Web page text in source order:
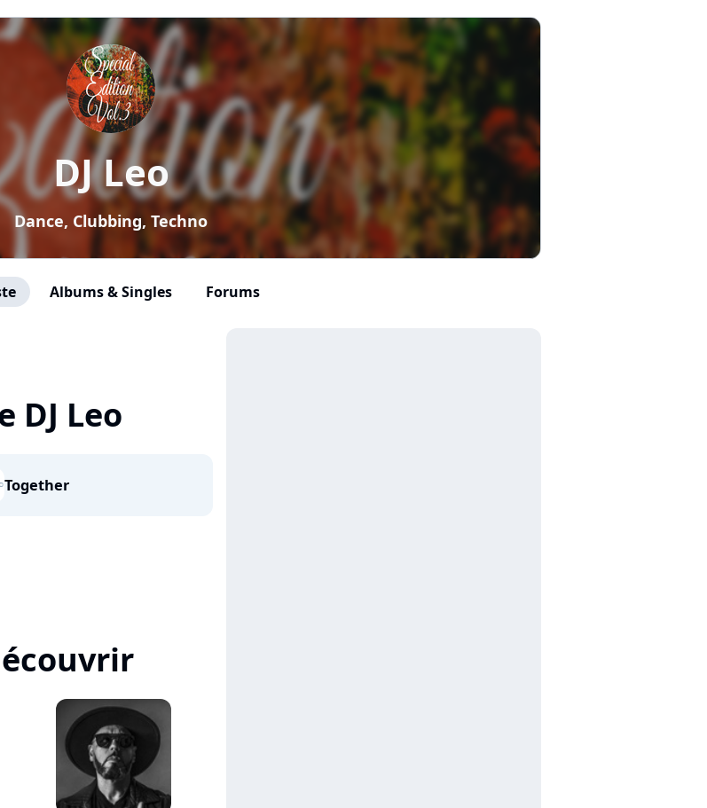
DJ Leo
Dance, Clubbing, Techno
Albums & Singles Forums
DJ Leo
Together